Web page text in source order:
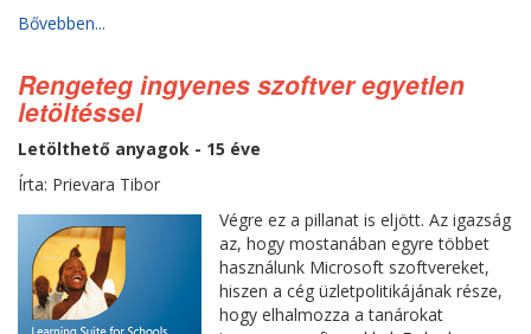
Bővebben...
Rengeteg ingyenes szoftver egyetlen
letöltéssel
Letölthető anyagok - 15 éve
Írta: Prievara Tibor
Végre ez a pillanat is eljött. Az igazság
az, hogy mostanában egyre többet
használunk Microsoft szoftvereket,
hiszen a cég üzletpolitikájának része,
hogy elhalmozza a tanárokat